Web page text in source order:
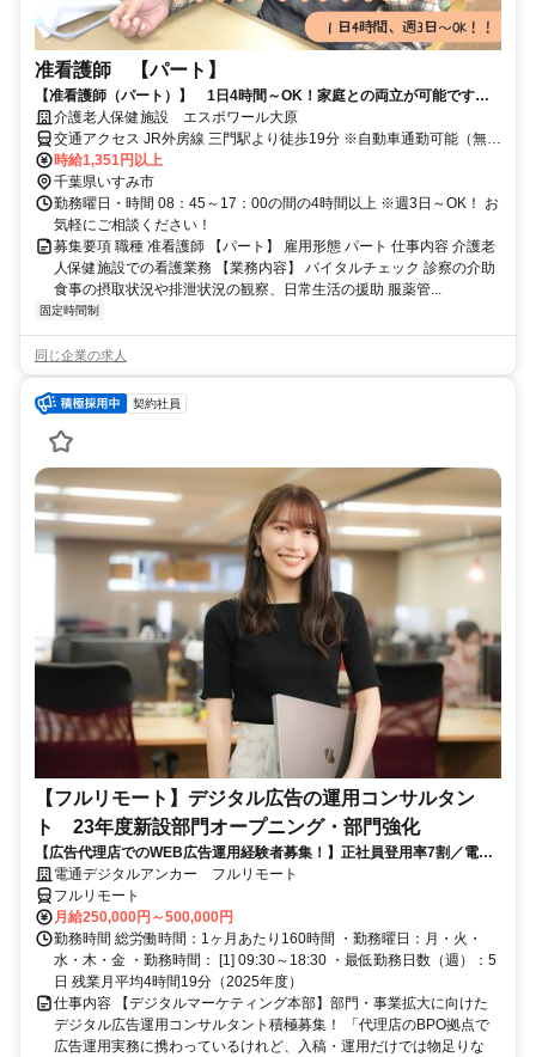
准看護師 【パート】
【准看護師（パート）】 1日4時間～OK！家庭との両立が可能です☆
幅広い年代のスタッフが活躍中！
介護老人保健施設 エスポワール大原
交通アクセス JR外房線 三門駅より徒歩19分 ※自動車通勤可能（無料
駐車場完備）
時給1,351円以上
千葉県いすみ市
勤務曜日・時間 08：45～17：00の間の4時間以上 ※週3日～OK！ お
気軽にご相談ください！
募集要項 職種 准看護師 【パート】 雇用形態 パート 仕事内容 介護老
人保健施設での看護業務 【業務内容】 バイタルチェック 診察の介助
食事の摂取状況や排泄状況の観察、日常生活の援助 服薬管...
固定時間制
同じ企業の求人
契約社員
【フルリモート】デジタル広告の運用コンサルタン
ト 23年度新設部門オープニング・部門強化
【広告代理店でのWEB広告運用経験者募集！】正社員登用率7割／電通
G／全国×完全在宅／年休126日・土日祝休み／残業月平均4時間19分
電通デジタルアンカー フルリモート
フルリモート
月給250,000円～500,000円
勤務時間 総労働時間：1ヶ月あたり160時間 ・勤務曜日：月・火・
水・木・金 ・勤務時間： [1] 09:30～18:30 ・最低勤務日数（週）：5
日 残業月平均4時間19分（2025年度）
仕事内容 【デジタルマーケティング本部】部門・事業拡大に向けた
デジタル広告運用コンサルタント積極募集！ 「代理店のBPO拠点で
広告運用実務に携わっているけれど、入稿・運用だけでは物足りな